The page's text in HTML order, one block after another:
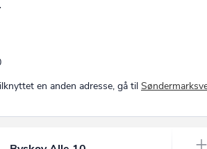
en anden adresse, gå til